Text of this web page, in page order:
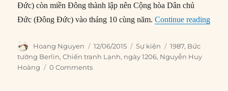
Đức) còn miền Đông thành lập nên Cộng hòa Dân chủ
Đức (Đông Đức) vào tháng 10 cùng năm.Continue reading“12/
Author
Hoang Nguyen
Posted
on
12/06/2015 Categories
Sự kiện Tags
1987, Bức
tường Berlin,Chiến tranh Lạnh, ngày 1206, Nguyễn Huy
Hoàng
0 Comments